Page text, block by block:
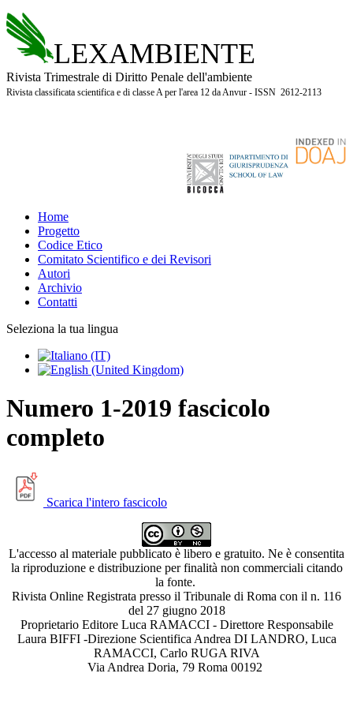
LEXAMBIENTE
Rivista Trimestrale di Diritto Penale dell'ambiente
Rivista classificata scientifica e di classe A per l'area 12 da Anvur - ISSN 2612-2113
Home
Progetto
Codice Etico
Comitato Scientifico e dei Revisori
Autori
Archivio
Contatti
Seleziona la tua lingua
Numero 1-2019 fascicolo
completo
Scarica l'intero fascicolo
L'accesso al materiale pubblicato è libero e gratuito. Ne è consentita
la riproduzione e distribuzione per finalità non commerciali citando
la fonte.
Rivista Online Registrata presso il Tribunale di Roma con il n. 116
del 27 giugno 2018
Proprietario Editore Luca RAMACCI - Direttore Responsabile
Laura BIFFI -Direzione Scientifica Andrea DI LANDRO, Luca
RAMACCI, Carlo RUGA RIVA
Via Andrea Doria, 79 Roma 00192